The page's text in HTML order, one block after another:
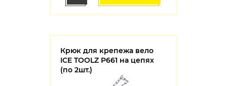
Крюк для крепежа вело
ICE TOOLZ P661 на цепях
(по 2шт.)